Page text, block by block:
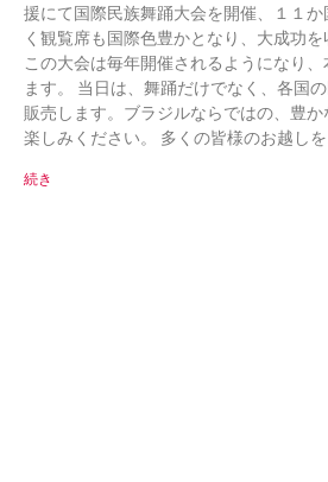
援にて国際民族舞踊大会を開催、１１
く観覧席も国際色豊かとなり、大成功を
この大会は毎年開催されるようになり、
ます。 当日は、舞踊だけでなく、各国
販売します。ブラジルならではの、豊
楽しみください。 多くの皆様のお越し
続き